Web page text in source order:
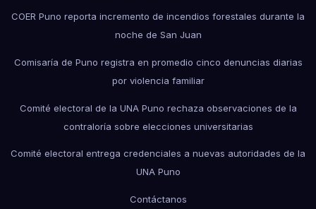
COER Puno reporta incremento de incendios forestales durante la
noche de San Juan
Comisaría de Puno registra en promedio cinco denuncias diarias
por violencia familiar
Comité electoral de la UNA Puno rechaza observaciones de la
contraloría sobre elecciones universitarias
Comité electoral entrega credenciales a nuevas autoridades de la
UNA Puno
Contáctanos